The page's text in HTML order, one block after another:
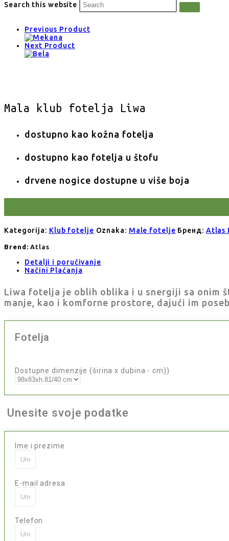
Search this website
Previous Product
Next Product
Mala klub fotelja Liwa
dostupno kao kožna fotelja
dostupno kao fotelja u štofu
drvene nogice dostupne u više boja
Kategorija: Klub fotelje Oznaka: Male fotelje Бренд: Atlas
Brend: Atlas
Detalji i poručivanje
Načini Plaćanja
Liwa fotelja je oblih oblika i u snergiji sa onim
manje, kao i komforne prostore, dajući im
Fotelja
Dostupne dimenzije (širina x dubina - cm))
Unesite svoje podatke
Ime i prezime
E-mail adresa
Telefon